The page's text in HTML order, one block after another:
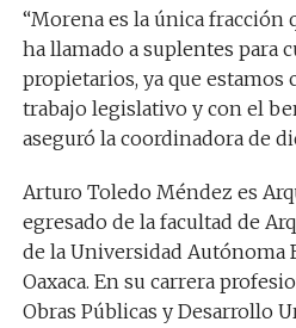
“Morena es la única fracción
ha llamado a suplentes para
propietarios, ya que
trabajo legislativo y con el
aseguró la coordinadora de
Arturo Toledo Méndez es
egresado de la facultad de
de la Universidad Autónoma
Oaxaca. En su carrera
Obras Públicas y Desarrollo